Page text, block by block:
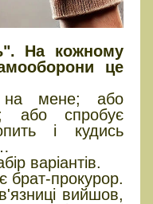
На кожному
це
на мене; або
або спробує
і кудись
варіантів.
брат-прокурор.
вийшов,